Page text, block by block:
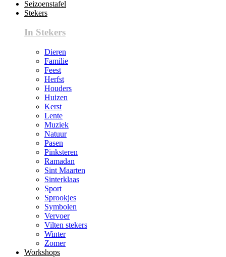
Seizoenstafel
Stekers
In Stekers
Dieren
Familie
Feest
Herfst
Houders
Huizen
Kerst
Lente
Muziek
Natuur
Pasen
Pinksteren
Ramadan
Sint Maarten
Sinterklaas
Sport
Sprookjes
Symbolen
Vervoer
Vilten stekers
Winter
Zomer
Workshops